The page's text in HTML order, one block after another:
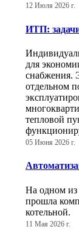
12 Июля 2026 г.
ИТП:
для
снабжения.
отдельном
тепловой
05 Июня 2026 г.
На одном из
прошла
котельной.
11 Мая 2026 г.